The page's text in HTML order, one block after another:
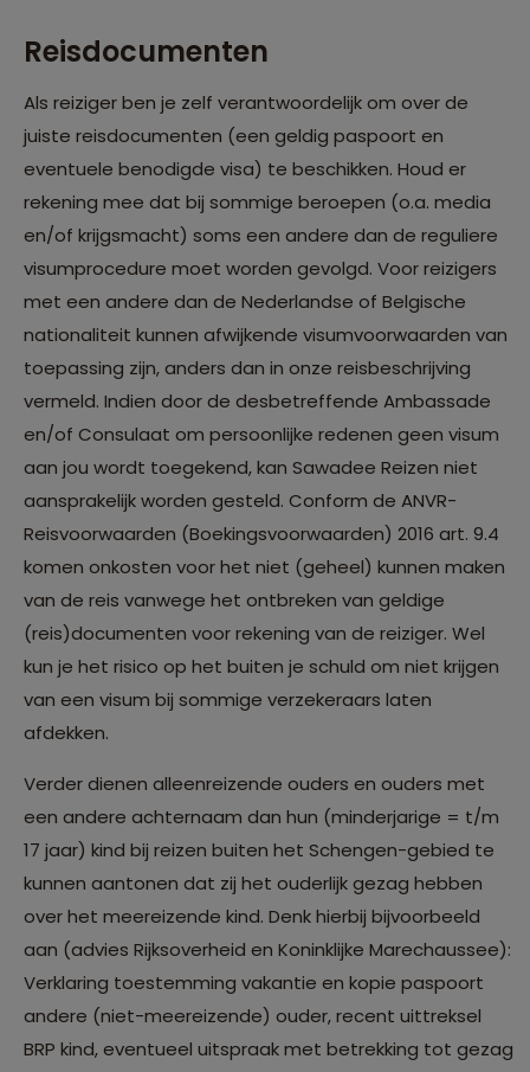
Reisdocumenten
Als reiziger ben je zelf verantwoordelijk om over de
juiste reisdocumenten (een geldig paspoort en
eventuele benodigde visa) te beschikken. Houd er
rekening mee dat bij sommige beroepen (o.a. media
en/of krijgsmacht) soms een andere dan de reguliere
visumprocedure moet worden gevolgd. Voor reizigers
met een andere dan de Nederlandse of Belgische
nationaliteit kunnen afwijkende visumvoorwaarden van
toepassing zijn, anders dan in onze reisbeschrijving
vermeld. Indien door de desbetreffende Ambassade
en/of Consulaat om persoonlijke redenen geen visum
aan jou wordt toegekend, kan Sawadee Reizen niet
aansprakelijk worden gesteld. Conform de ANVR-
Reisvoorwaarden (Boekingsvoorwaarden) 2016 art. 9.4
komen onkosten voor het niet (geheel) kunnen maken
van de reis vanwege het ontbreken van geldige
(reis)documenten voor rekening van de reiziger. Wel
kun je het risico op het buiten je schuld om niet krijgen
van een visum bij sommige verzekeraars laten
afdekken.
Verder dienen alleenreizende ouders en ouders met
een andere achternaam dan hun (minderjarige = t/m
17 jaar) kind bij reizen buiten het Schengen-gebied te
kunnen aantonen dat zij het ouderlijk gezag hebben
over het meereizende kind. Denk hierbij bijvoorbeeld
aan (advies Rijksoverheid en Koninklijke Marechaussee):
Verklaring toestemming vakantie en kopie paspoort
andere (niet-meereizende) ouder, recent uittreksel
BRP kind, eventueel uitspraak met betrekking tot gezag